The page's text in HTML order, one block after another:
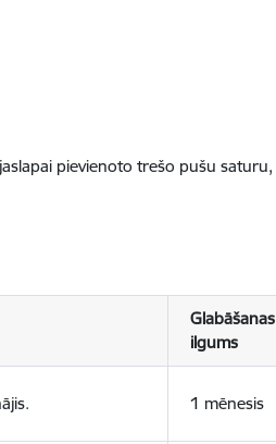
pievienoto trešo pušu saturu,
Glabāšanas
ilgums
1 mēnesis